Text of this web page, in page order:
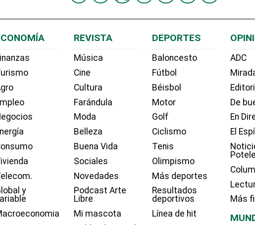
y
REVISTA
Música
Cine
Cultura
Farándula
Moda
Belleza
Buena Vida
Sociales
Novedades
Podcast Arte
Libre
Mi mascota
DEPORTES
Baloncesto
Fútbol
Béisbol
Motor
Golf
Ciclismo
Tenis
Olimpismo
Más deportes
Resultados
deportivos
Línea de hit
ADC
De
En
El
Más